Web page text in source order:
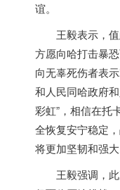
谊。
王毅表示，值
方愿向哈打击暴
向无辜死伤者表
和人民同哈政府
彩虹”，相信在托
全恢复安宁稳定
将更加坚韧和强大
王毅强调，此